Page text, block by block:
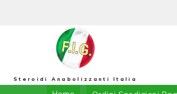
Steroidi Anabolizzanti Italia